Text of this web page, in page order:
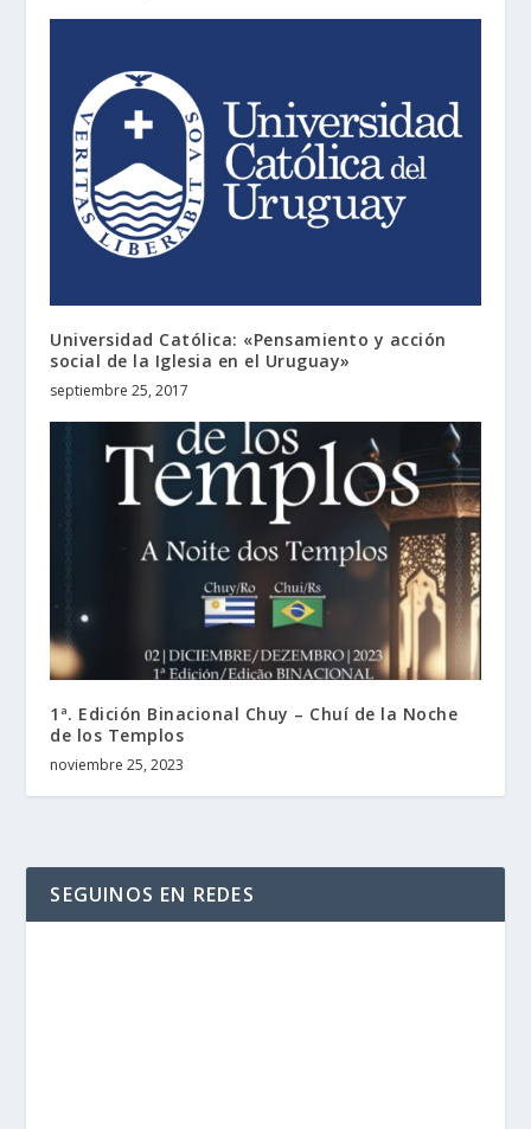
Universidad Católica: «Pensamiento y acción
social de la Iglesia en el Uruguay»
septiembre 25, 2017
1ª. Edición Binacional Chuy – Chuí de la Noche
de los Templos
noviembre 25, 2023
SEGUINOS EN REDES